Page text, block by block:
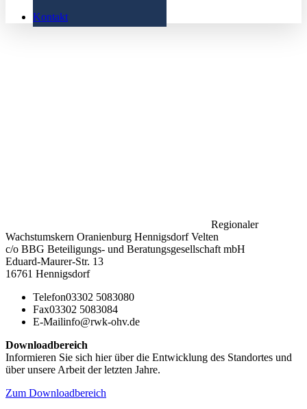
Kontakt
Regionaler
Wachstumskern Oranienburg Hennigsdorf Velten
c/o BBG Beteiligungs- und Beratungsgesellschaft mbH
Eduard-Maurer-Str. 13
16761 Hennigsdorf
Telefon03302 5083080
Fax03302 5083084
E-Mailinfo@rwk-ohv.de
Downloadbereich
Informieren Sie sich hier über die Entwicklung des Standortes und
über unsere Arbeit der letzten Jahre.
Zum Downloadbereich